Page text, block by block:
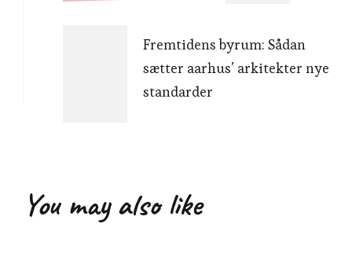
Fremtidens byrum: Sådan
sætter aarhus’ arkitekter nye
standarder
You may also like